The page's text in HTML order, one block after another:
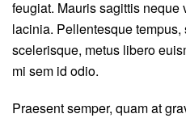
feugiat. Mauris sagittis
lacinia. Pellentesque tempus,
scelerisque, metus libero
mi sem id odio.
Praesent semper, quam at